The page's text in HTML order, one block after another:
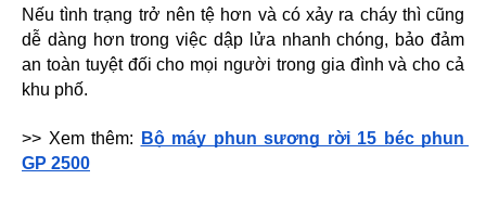
Nếu tình trạng trở nên tệ hơn và có xảy ra cháy thì cũng
dễ dàng hơn trong việc dập lửa nhanh chóng, bảo đảm
an toàn tuyệt đối cho mọi người trong gia đình và cho cả
khu phố.
>> Xem thêm:
Bộ máy phun sương rời 15 béc phun
GP 2500